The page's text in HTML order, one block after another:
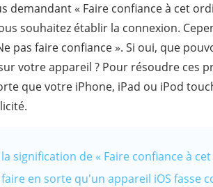
demandant « Faire confiance à cet
souhaitez établir la connexion.
pas faire confiance ». Si oui, que
votre appareil ? Pour résoudre ces
que votre iPhone, iPad ou iPod
signification de « Faire confiance à
en sorte qu'un appareil iOS fasse